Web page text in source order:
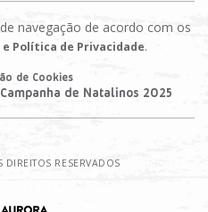
navegação de acordo com os
e Política de Privacidade.
de Cookies
de Natalinos 2025
DIREITOS RESERVADOS